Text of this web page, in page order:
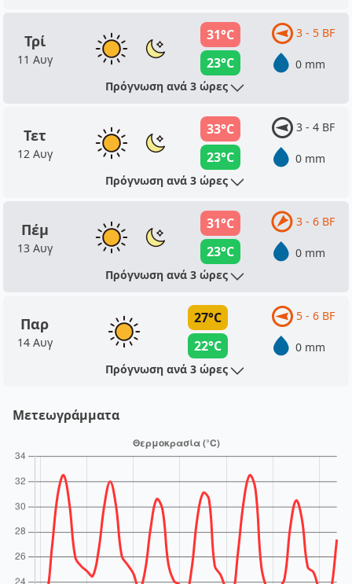
Τρί
11 Αυγ
31°C
23°C
3 - 5 BF
0 mm
Πρόγνωση ανά 3 ώρες
Τετ
12 Αυγ
33°C
23°C
3 - 4 BF
0 mm
Πρόγνωση ανά 3 ώρες
Πέμ
13 Αυγ
31°C
23°C
3 - 6 BF
0 mm
Πρόγνωση ανά 3 ώρες
Παρ
14 Αυγ
27°C
22°C
5 - 6 BF
0 mm
Πρόγνωση ανά 3 ώρες
Μετεωγράμματα